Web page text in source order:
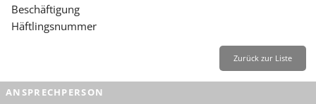
SERVICE
Leichte Sprache
Beschäftigung
Häftlingsnummer
Zurück zur Liste
ANSPRECHPERSON